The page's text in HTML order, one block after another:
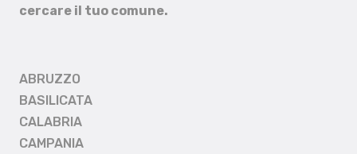
cercare il tuo comune.
ABRUZZO
BASILICATA
CALABRIA
CAMPANIA